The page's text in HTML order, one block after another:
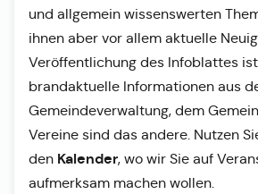
und allgemein wissenswerten
ihnen aber vor allem aktuelle
Veröffentlichung des Infoblattes
brandaktuelle Informationen aus
Gemeindeverwaltung, dem
Vereine sind das andere. Nutzen
den Kalender, wo wir Sie auf
aufmerksam machen wollen.